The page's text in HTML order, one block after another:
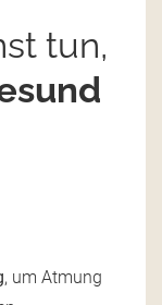
tun,
, um Atmung